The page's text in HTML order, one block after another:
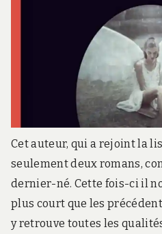
Cet auteur, qui a rejoint la
seulement deux romans,
dernier-né. Cette fois-ci il
plus court que les
y retrouve toutes les